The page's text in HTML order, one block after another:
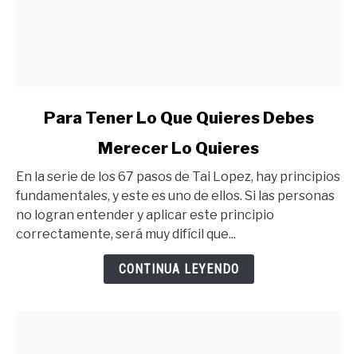
Tener
Lo
Que
Quieres
Para Tener Lo Que Quieres Debes
Merecer Lo Quieres
En la serie de los 67 pasos de Tai Lopez, hay principios
fundamentales, y este es uno de ellos. Si las personas
no logran entender y aplicar este principio
correctamente, será muy difícil que...
CONTINUA LEYENDO